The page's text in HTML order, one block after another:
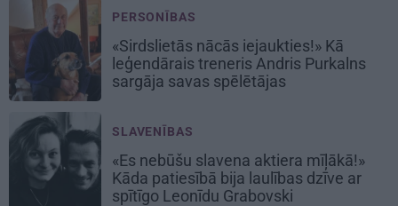
PERSONĪBAS
«Sirdslietās nācās iejaukties!» Kā
leģendārais treneris Andris Purkalns
sargāja savas spēlētājas
SLAVENĪBAS
«Es nebūšu slavena aktiera mīļākā!»
Kāda patiesībā bija laulības dzīve ar
spītīgo Leonīdu Grabovski